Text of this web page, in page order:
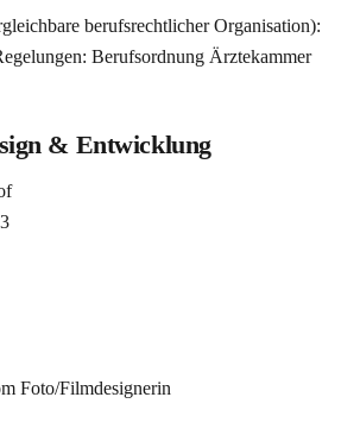
berufsrechtlicher Organisation):
Berufsordnung Ärztekammer
& Entwicklung
Foto/Filmdesignerin